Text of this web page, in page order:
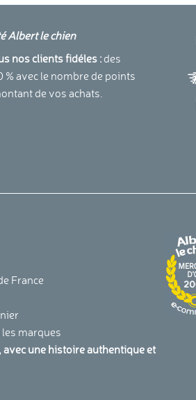
Albert le chien
nos clients fidéles :des
% avec le nombre de points
de vos achats.
France
marques
une histoire authentique et